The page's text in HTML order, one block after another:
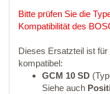
Bitte prüfen Sie die
Kompatibilität des
Dieses Ersatzteil ist
kompatibel:
GCM 10 SD
Siehe auch